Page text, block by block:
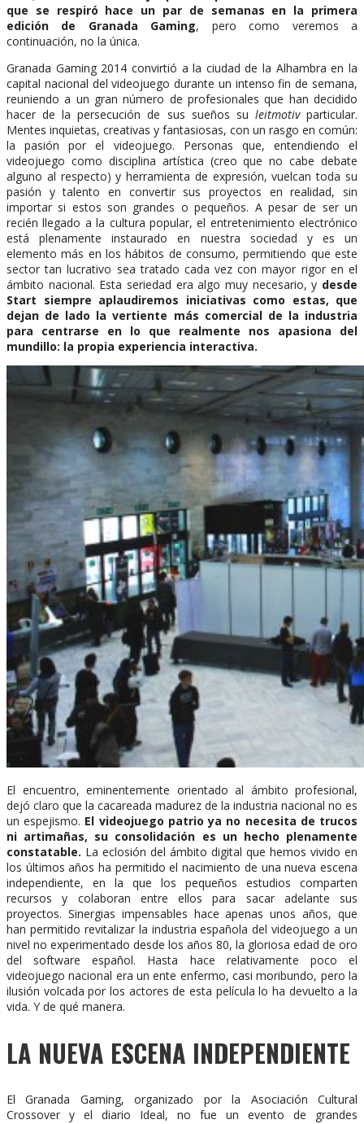
que se respiró hace un par de semanas en la primera
edición de Granada Gaming, pero como veremos a
continuación, no la única.
Granada Gaming 2014 convirtió a la ciudad de la Alhambra en la
capital nacional del videojuego durante un intenso fin de semana,
reuniendo a un gran número de profesionales que han decidido
hacer de la persecución de sus sueños su leitmotiv particular.
Mentes inquietas, creativas y fantasiosas, con un rasgo en común:
la pasión por el videojuego. Personas que, entendiendo el
videojuego como disciplina artística (creo que no cabe debate
alguno al respecto) y herramienta de expresión, vuelcan toda su
pasión y talento en convertir sus proyectos en realidad, sin
importar si estos son grandes o pequeños. A pesar de ser un
recién llegado a la cultura popular, el entretenimiento electrónico
está plenamente instaurado en nuestra sociedad y es un
elemento más en los hábitos de consumo, permitiendo que este
sector tan lucrativo sea tratado cada vez con mayor rigor en el
ámbito nacional. Esta seriedad era algo muy necesario, y desde
Start siempre aplaudiremos iniciativas como estas, que
dejan de lado la vertiente más comercial de la industria
para centrarse en lo que realmente nos apasiona del
mundillo: la propia experiencia interactiva.
El encuentro, eminentemente orientado al ámbito profesional,
dejó claro que la cacareada madurez de la industria nacional no es
un espejismo. El videojuego patrio ya no necesita de trucos
ni artimañas, su consolidación es un hecho plenamente
constatable. La eclosión del ámbito digital que hemos vivido en
los últimos años ha permitido el nacimiento de una nueva escena
independiente, en la que los pequeños estudios comparten
recursos y colaboran entre ellos para sacar adelante sus
proyectos. Sinergias impensables hace apenas unos años, que
han permitido revitalizar la industria española del videojuego a un
nivel no experimentado desde los años 80, la gloriosa edad de oro
del software español. Hasta hace relativamente poco el
videojuego nacional era un ente enfermo, casi moribundo, pero la
ilusión volcada por los actores de esta película lo ha devuelto a la
vida. Y de qué manera.
LA NUEVA ESCENA INDEPENDIENTE
El Granada Gaming, organizado por la Asociación Cultural
Crossover y el diario Ideal, no fue un evento de grandes